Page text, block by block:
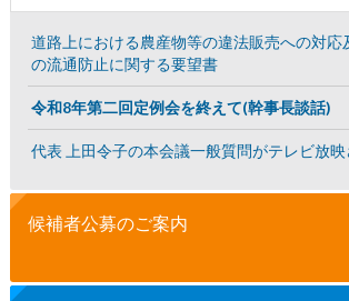
道路上における農産物等の違法販売への対応
の流通防止に関する要望書
令和8年第二回定例会を終えて(幹事長談話)
代表 上田令子の本会議一般質問がテレビ放
候補者公募のご案内